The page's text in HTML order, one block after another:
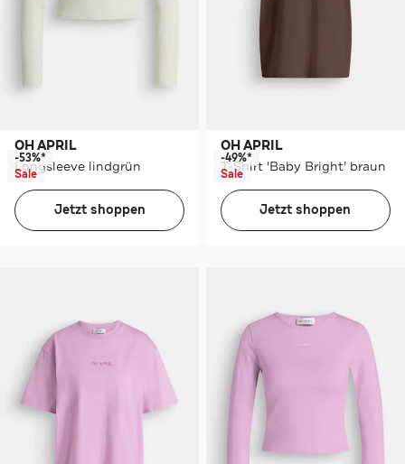
OH APRIL
Longsleeve lindgrün
-53%*
Sale
Jetzt shoppen
OH APRIL
T-Shirt 'Baby Bright' braun
-49%*
Sale
Jetzt shoppen